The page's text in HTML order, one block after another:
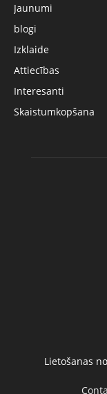
Jaunumi
blogi
Izklaide
Attiecības
Interesanti
Skaistumkopšana
Lietošanas